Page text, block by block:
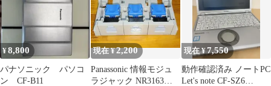
¥8,800
パナソニック パソコ
ン CF-B11
現在 ¥2,200
Panassonic 情報モジュ
ラジャック NR3163で
現在 ¥ 7,550
動作確認済み ノートPC
Let's note CF-SZ6